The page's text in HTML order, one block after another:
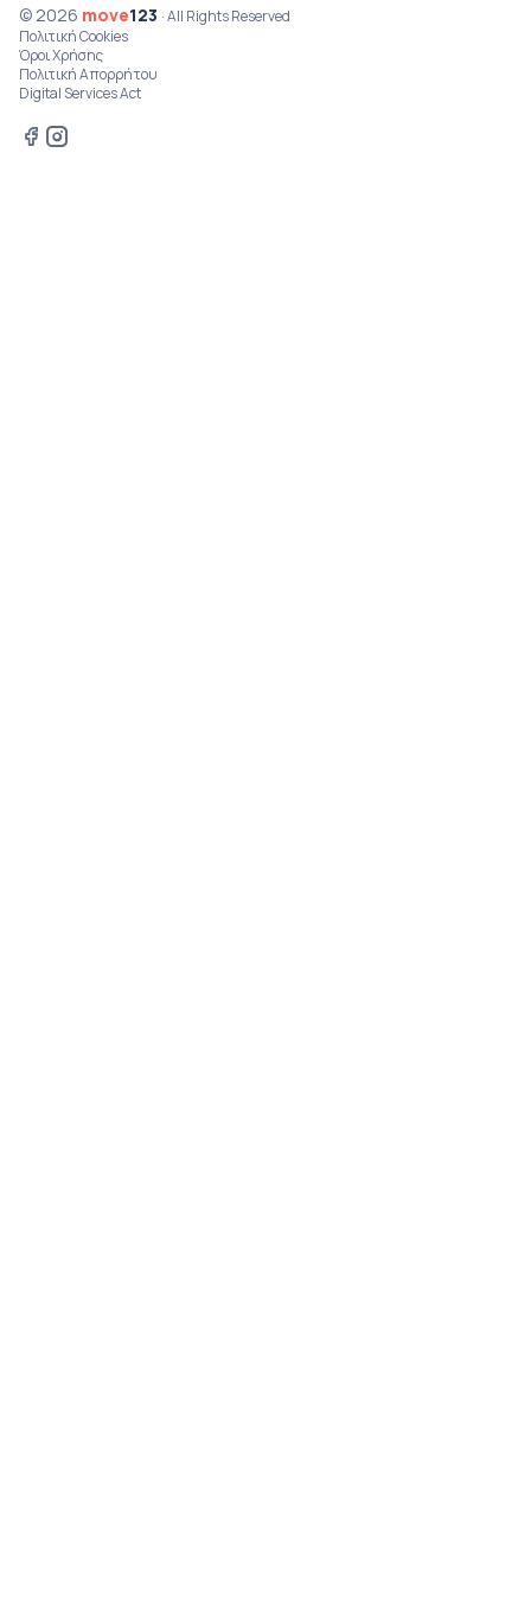
© 2026 move123 · All Rights Reserved
Πολιτική Cookies
Όροι Χρήσης
Πολιτική Απορρήτου
Digital Services Act